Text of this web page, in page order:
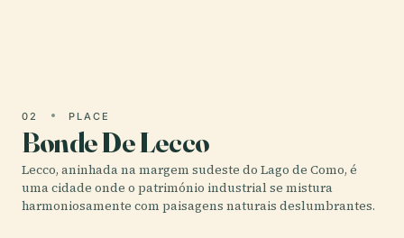
02 PLACE
Bonde De Lecco
Lecco, aninhada na margem sudeste do Lago de Como, é
uma cidade onde o património industrial se mistura
harmoniosamente com paisagens naturais deslumbrantes.